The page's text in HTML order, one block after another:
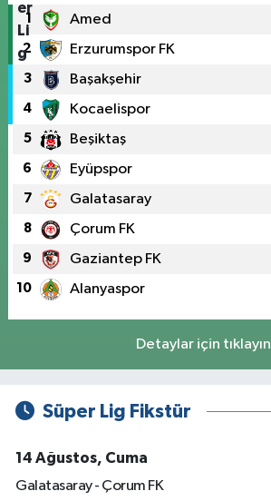
1 Amed
2 Erzurumspor FK
3 Başakşehir
4 Kocaelispor
5 Beşiktaş
6 Eyüpspor
7 Galatasaray
8 Çorum FK
9 Gaziantep FK
10 Alanyaspor
Detaylar için tıklayın
Süper Lig Fikstür
14 Ağustos, Cuma
Galatasaray - Çorum FK